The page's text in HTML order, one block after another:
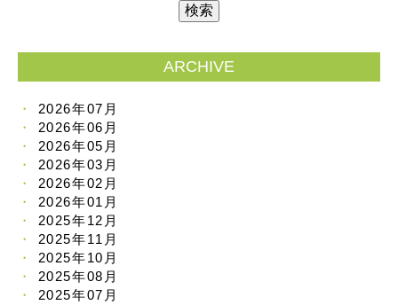
ARCHIVE
2026年07月
2026年06月
2026年05月
2026年03月
2026年02月
2026年01月
2025年12月
2025年11月
2025年10月
2025年08月
2025年07月